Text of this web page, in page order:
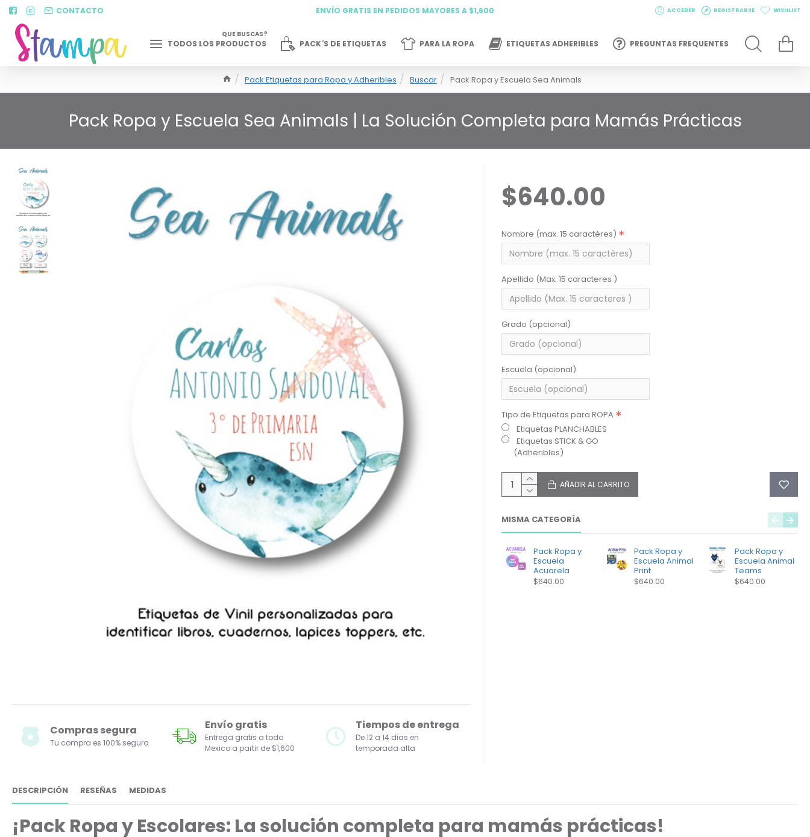
CONTACTO ENVÍO GRATIS EN PEDIDOS MAYORES A $1,600 ACCEDER REGISTRARSE WISHLIST
TODOS LOS PRODUCTOS
QUE BUSCAS?
PACK´S DE ETIQUETAS PARA LA ROPA ETIQUETAS ADHERIBLES PREGUNTAS FREQUENTES
Pack Etiquetas para Ropa y Adheribles Buscar Pack Ropa y Escuela Sea Animals
Pack Ropa y Escuela Sea Animals | La Solución Completa para Mamás Prácticas
Compras segura
Tu compra es 100% segura
Envío gratis
Entrega gratis a todo
Mexico a partir de $1,600
Tiempos de entrega
De 12 a 14 dias en
temporada alta
$640.00
Nombre (max. 15 caractères)
Apellido (Max. 15 caracteres )
Grado (opcional)
Escuela (opcional)
Tipo de Etiquetas para ROPA
Etiquetas PLANCHABLES
Etiquetas STICK & GO
(Adheribles)
AÑADIR AL CARRITO
MISMA CATEGORÍA
Pack Ropa y
Escuela
Acuarela
$640.00
Pack Ropa y
Escuela Animal
Print
$640.00
Pack Ropa y
Escuela Animal
Teams
$640.00
DESCRIPCIÓN RESEÑAS MEDIDAS
¡Pack Ropa y Escolares: La solución completa para mamás prácticas!